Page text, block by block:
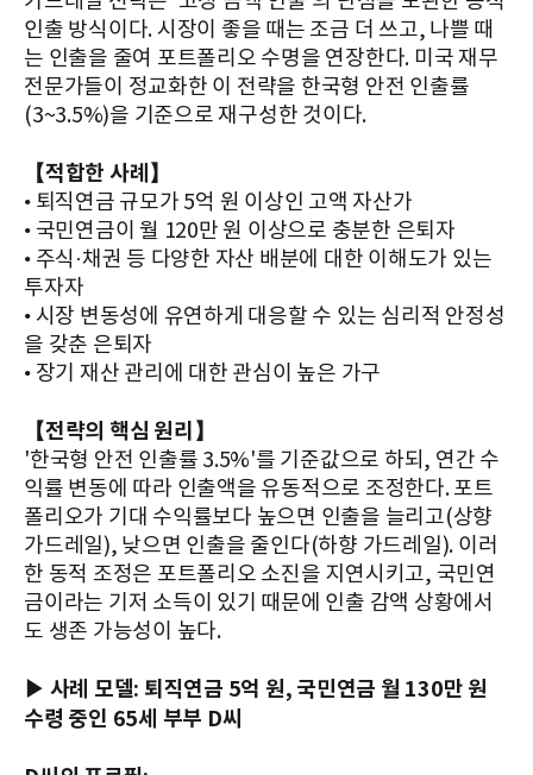
인출 방식이다. 시장이 좋을 때는 조금 더 쓰고, 나쁠 때
는 인출을 줄여 포트폴리오 수명을 연장한다. 미국 재무
전문가들이 정교화한 이 전략을 한국형 안전 인출률
(3~3.5%)을 기준으로 재구성한 것이다.
【적합한 사례】
• 퇴직연금 규모가 5억 원 이상인 고액 자산가
• 국민연금이 월 120만 원 이상으로 충분한 은퇴자
• 주식·채권 등 다양한 자산 배분에 대한 이해도가 있는
투자자
• 시장 변동성에 유연하게 대응할 수 있는 심리적 안정성
을 갖춘 은퇴자
• 장기 재산 관리에 대한 관심이 높은 가구
【전략의 핵심 원리】
'한국형 안전 인출률 3.5%'를 기준값으로 하되, 연간 수
익률 변동에 따라 인출액을 유동적으로 조정한다. 포트
폴리오가 기대 수익률보다 높으면 인출을 늘리고(상향
가드레일), 낮으면 인출을 줄인다(하향 가드레일). 이러
한 동적 조정은 포트폴리오 소진을 지연시키고, 국민연
금이라는 기저 소득이 있기 때문에 인출 감액 상황에서
도 생존 가능성이 높다.
▶ 사례 모델: 퇴직연금 5억 원, 국민연금 월 130만 원
수령 중인 65세 부부 D씨